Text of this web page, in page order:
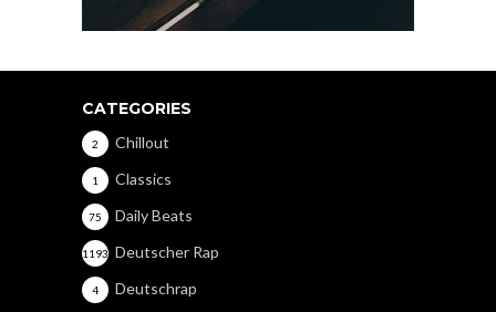
CATEGORIES
Chillout
2
Classics
1
Daily Beats
75
Deutscher Rap
1193
Deutschrap
4